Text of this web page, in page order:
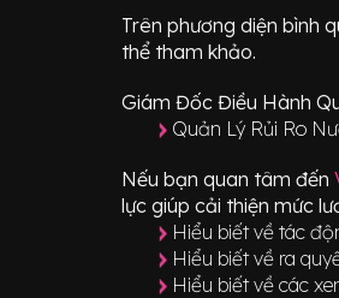
Trên phương diện bình
thể tham khảo.
Giám Đốc Điều Hành
Quản Lý Rủi Ro
Nếu bạn quan tâm đến
lực giúp cải thiện mức
Hiểu biết về tác
Hiểu biết về ra
Hiểu biết về các